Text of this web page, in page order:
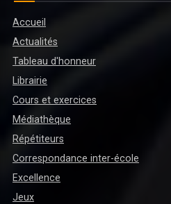
Accueil
Actualités
Tableau d'honneur
Librairie
Cours et exercices
Médiathèque
Répétiteurs
Correspondance inter-école
Excellence
Jeux